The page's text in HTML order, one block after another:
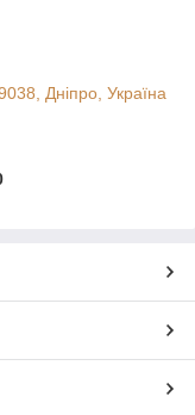
Дніпро, Україна